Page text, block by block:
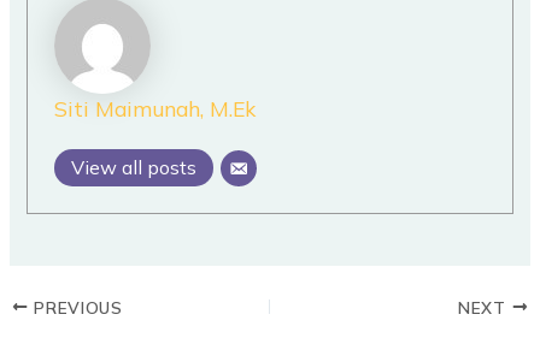
Siti Maimunah, M.Ek
View all posts
PREVIOUS NEXT